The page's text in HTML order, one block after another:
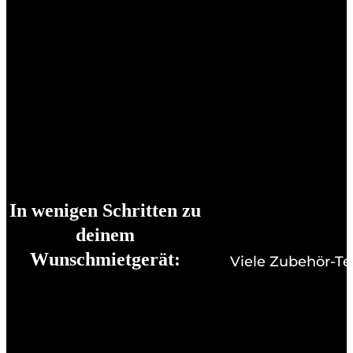
In wenigen Schritten zu
deinem
Wunschmietgerät:
Viele Zubehör-